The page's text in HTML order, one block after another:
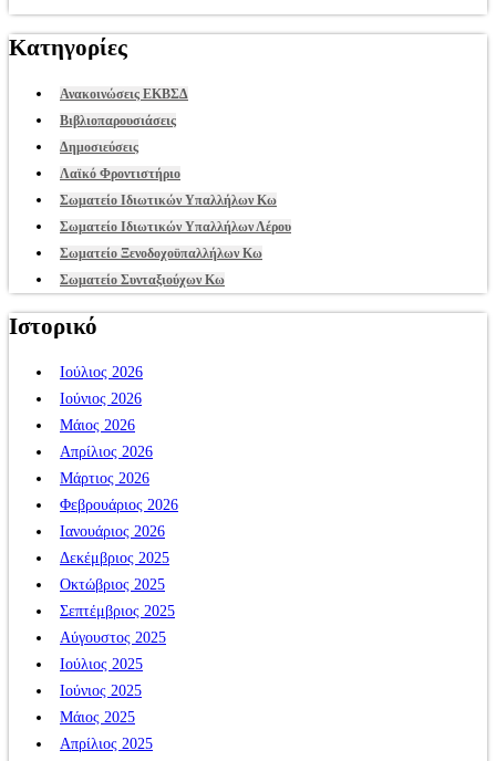
Κατηγορίες
Ανακοινώσεις ΕΚΒΣΔ
Βιβλιοπαρουσιάσεις
Δημοσιεύσεις
Λαϊκό Φροντιστήριο
Σωματείο Ιδιωτικών Υπαλλήλων Κω
Σωματείο Ιδιωτικών Υπαλλήλων Λέρου
Σωματείο Ξενοδοχοϋπαλλήλων Κω
Σωματείο Συνταξιούχων Κω
Ιστορικό
Ιούλιος 2026
Ιούνιος 2026
Μάιος 2026
Απρίλιος 2026
Μάρτιος 2026
Φεβρουάριος 2026
Ιανουάριος 2026
Δεκέμβριος 2025
Οκτώβριος 2025
Σεπτέμβριος 2025
Αύγουστος 2025
Ιούλιος 2025
Ιούνιος 2025
Μάιος 2025
Απρίλιος 2025